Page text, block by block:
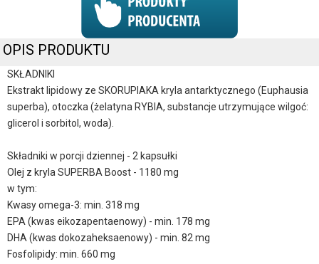
OPIS PRODUKTU
SKŁADNIKI
Ekstrakt lipidowy ze SKORUPIAKA kryla antarktycznego (Euphausia
superba), otoczka (żelatyna RYBIA, substancje utrzymujące wilgoć:
glicerol i sorbitol, woda).
Składniki w porcji dziennej - 2 kapsułki
Olej z kryla SUPERBA Boost - 1180 mg
w tym:
Kwasy omega-3: min. 318 mg
EPA (kwas eikozapentaenowy) - min. 178 mg
DHA (kwas dokozaheksaenowy) - min. 82 mg
Fosfolipidy: min. 660 mg